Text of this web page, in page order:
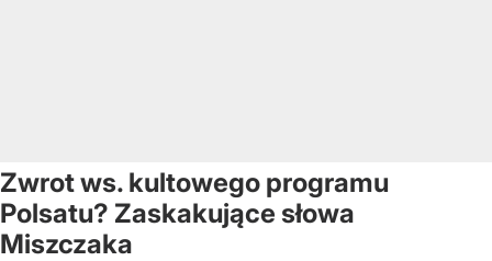
Zwrot ws. kultowego programu
Polsatu? Zaskakujące słowa
Miszczaka